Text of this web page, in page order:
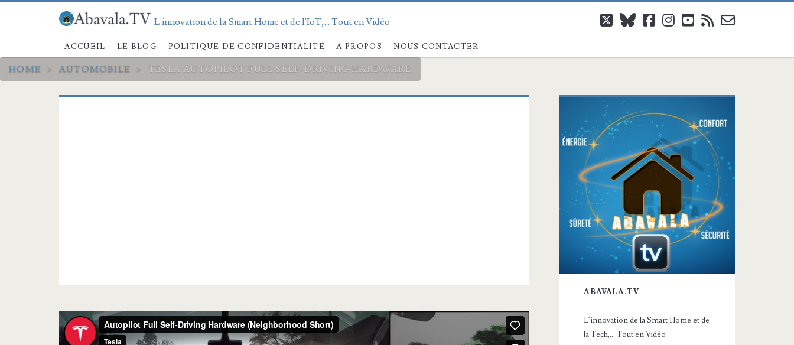
L'innovation de la Smart Home et de l'IoT,... Tout en Vidéo
ACCUEIL LE BLOG POLITIQUE DE CONFIDENTIALITÉ A PROPOS NOUS CONTACTER
twitterblueskyfacebook
instagram
youtube
rss email-
HOME > AUTOMOBILE > TESLA AUTOPILOT FULL SELF-DRIVING HARDWARE
Barre
latérale
principale
ABAVALA.TV
L'innovation de la Smart Home et de
la Tech,... Tout en Vidéo